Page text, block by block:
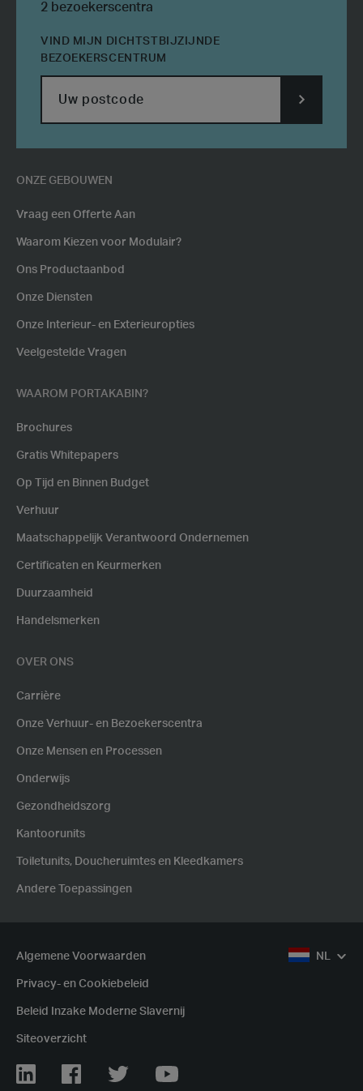
ONZE GEBOUWEN
Vraag een Offerte Aan
Waarom Kiezen voor Modulair?
Ons Productaanbod
Onze Diensten
Onze Interieur- en Exterieuropties
Veelgestelde Vragen
WAAROM PORTAKABIN?
Brochures
Gratis Whitepapers
Op Tijd en Binnen Budget
Verhuur
Maatschappelijk Verantwoord Ondernemen
Certificaten en Keurmerken
Duurzaamheid
Handelsmerken
OVER ONS
Carrière
Onze Verhuur- en Bezoekerscentra
Onze Mensen en Processen
Onderwijs
Gezondheidszorg
Kantoorunits
Toiletunits, Doucheruimtes en Kleedkamers
Andere Toepassingen
2 bezoekerscentra
VIND MIJN DICHTSTBIJZIJNDE
BEZOEKERSCENTRUM
POSTCODE
NL
Algemene Voorwaarden
Privacy- en Cookiebeleid
Beleid Inzake Moderne Slavernij
Siteoverzicht
Linkedin Facebook Twitter Youtube